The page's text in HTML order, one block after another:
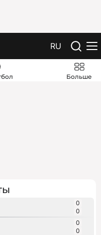
RU
Больше
0
0
0
0